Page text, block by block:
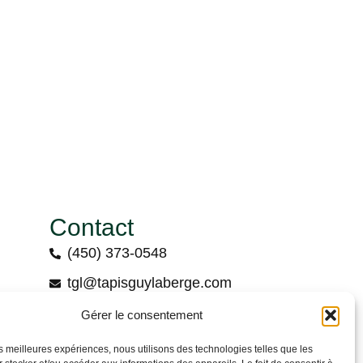
Gérer le consentement
meilleures expériences, nous utilisons des technologies telles que les
Contact
(450) 373-0548
tgl@tapisguylaberge.com
3275 Bd Monseigneur-Langlois, Salaberry-